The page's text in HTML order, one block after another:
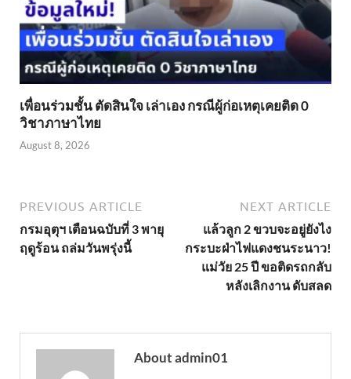
เพื่อนร่วมชั้น ตัดสินใจ เล่าเอง กรณีผู้ก่อเหตุเคยติด 0
วิชาภาษาไทย
August 8, 2026
PREVIOUS ARTICLE
กรมอุตุฯ เตือนฉบับที่ 3 พายุ
ฤดูร้อน ถล่มวันพรุ่งนี้
NEXT ARTICLE
แล้วลูก 2 ขวบจะอยู่ยังไง
กระบะฝ่าไฟแดงชนระนาว!
แม่วัย 25 ปี ขอติดรถกลับ
หลังเลิกงาน ดับสลด
About admin01